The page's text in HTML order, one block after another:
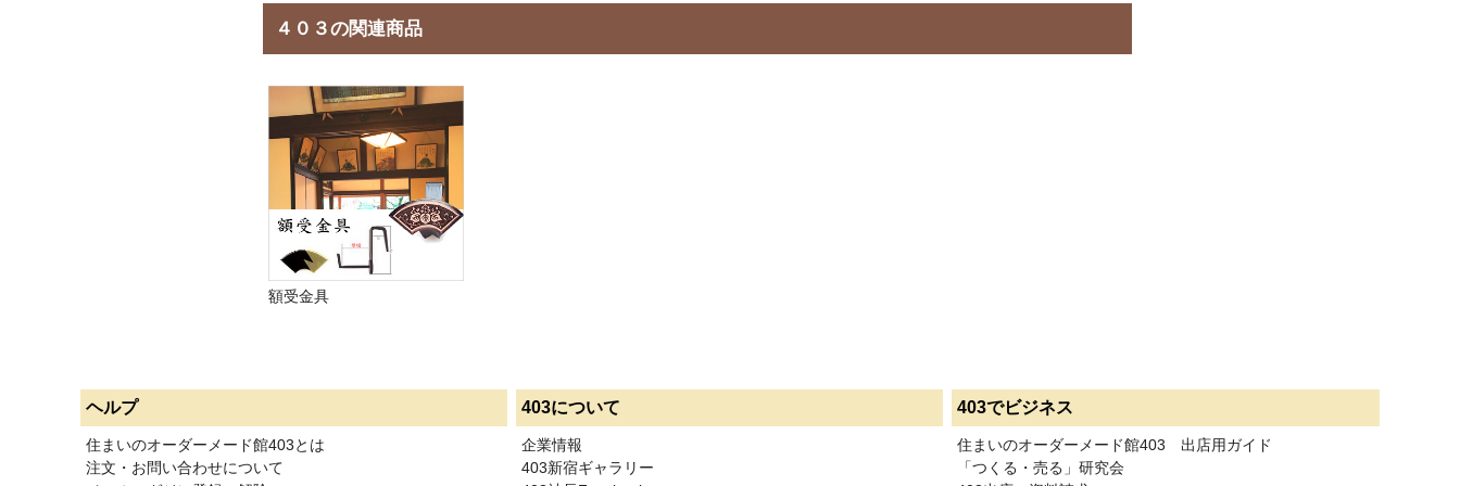
４０３の関連商品
額受金具
ヘルプ 403について 403でビジネス
住まいのオーダーメード館403とは
注文・お問い合わせについて
企業情報
403新宿ギャラリー
住まいのオーダーメード館403 出店用ガイド
「つくる・売る」研究会